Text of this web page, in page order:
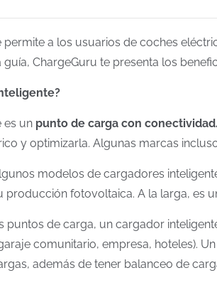
a los usuarios de coches
guía, ChargeGuru te presenta los
es un punto de carga con conectividad.
y optimizarla. Algunas marcas
modelos de cargadores
producción fotovoltaica. A la larga, es
puntos de carga, un cargador
comunitario, empresa, hoteles).
además de tener balanceo de